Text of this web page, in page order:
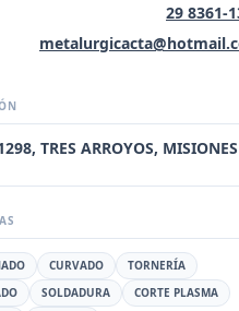
29 8361-
TRES ARROYOS, MISIONES
CURVADO
TORNERÍA
SOLDADURA
CORTE PLASMA